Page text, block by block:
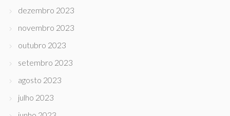
dezembro 2023
novembro 2023
outubro 2023
setembro 2023
agosto 2023
julho 2023